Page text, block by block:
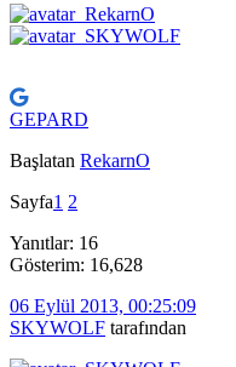
GEPARD
Başlatan RekarnO
Sayfa1 2
Yanıtlar: 16
Gösterim: 16,628
06 Eylül 2013, 00:25:09
SKYWOLF tarafından